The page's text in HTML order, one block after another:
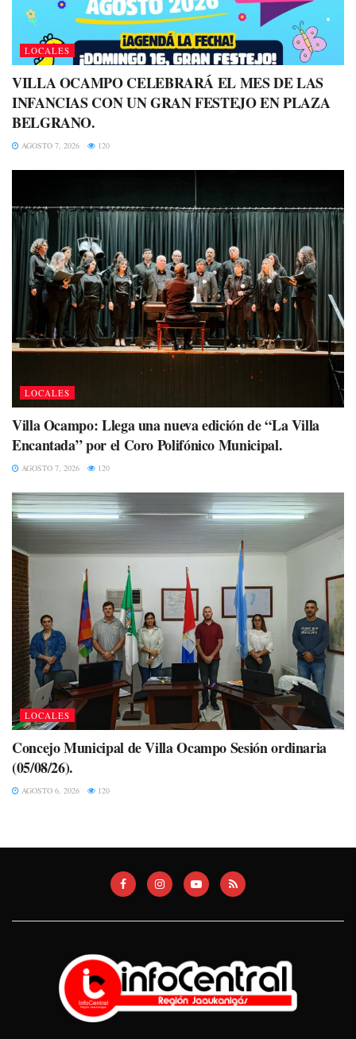
LOCALES
VILLA OCAMPO CELEBRARÁ EL MES DE LAS
INFANCIAS CON UN GRAN FESTEJO EN PLAZA
BELGRANO.
AGOSTO 7, 2026 120
LOCALES
Villa Ocampo: Llega una nueva edición de “La Villa
Encantada” por el Coro Polifónico Municipal.
AGOSTO 7, 2026 120
LOCALES
Concejo Municipal de Villa Ocampo Sesión ordinaria
(05/08/26).
AGOSTO 6, 2026 120